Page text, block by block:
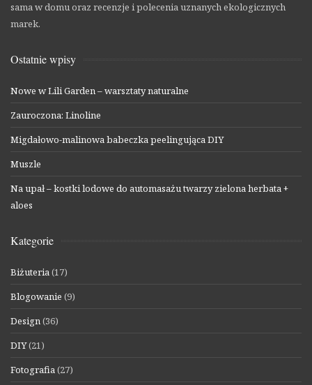
sama w domu oraz recenzje i polecenia uznanych ekologicznych
marek.
Ostatnie wpisy
Nowe w Lili Garden – warsztaty naturalne
Zauroczona: Linoline
Migdałowo-malinowa babeczka peelingująca DIY
Muszle
Na upał – kostki lodowe do automasażu twarzy zielona herbata +
aloes
Kategorie
Biżuteria(17)
Blogowanie (9)
Design(36)
DIY(21)
Fotografia(27)